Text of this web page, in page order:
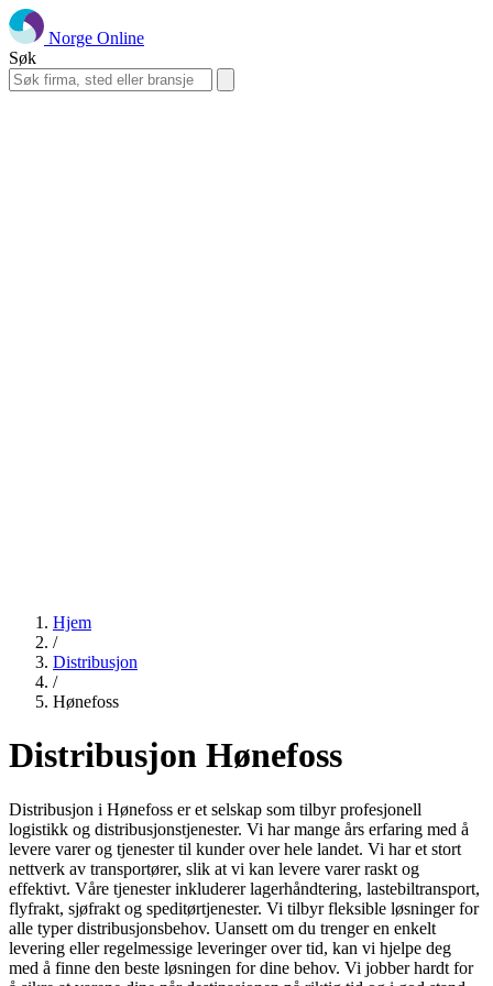
Norge Online
Søk
Hjem
/
Distribusjon
/
Hønefoss
Distribusjon Hønefoss
Distribusjon i Hønefoss er et selskap som tilbyr profesjonell
logistikk og distribusjonstjenester. Vi har mange års erfaring med å
levere varer og tjenester til kunder over hele landet. Vi har et stort
nettverk av transportører, slik at vi kan levere varer raskt og
effektivt. Våre tjenester inkluderer lagerhåndtering, lastebiltransport,
flyfrakt, sjøfrakt og speditørtjenester. Vi tilbyr fleksible løsninger for
alle typer distribusjonsbehov. Uansett om du trenger en enkelt
levering eller regelmessige leveringer over tid, kan vi hjelpe deg
med å finne den beste løsningen for dine behov. Vi jobber hardt for